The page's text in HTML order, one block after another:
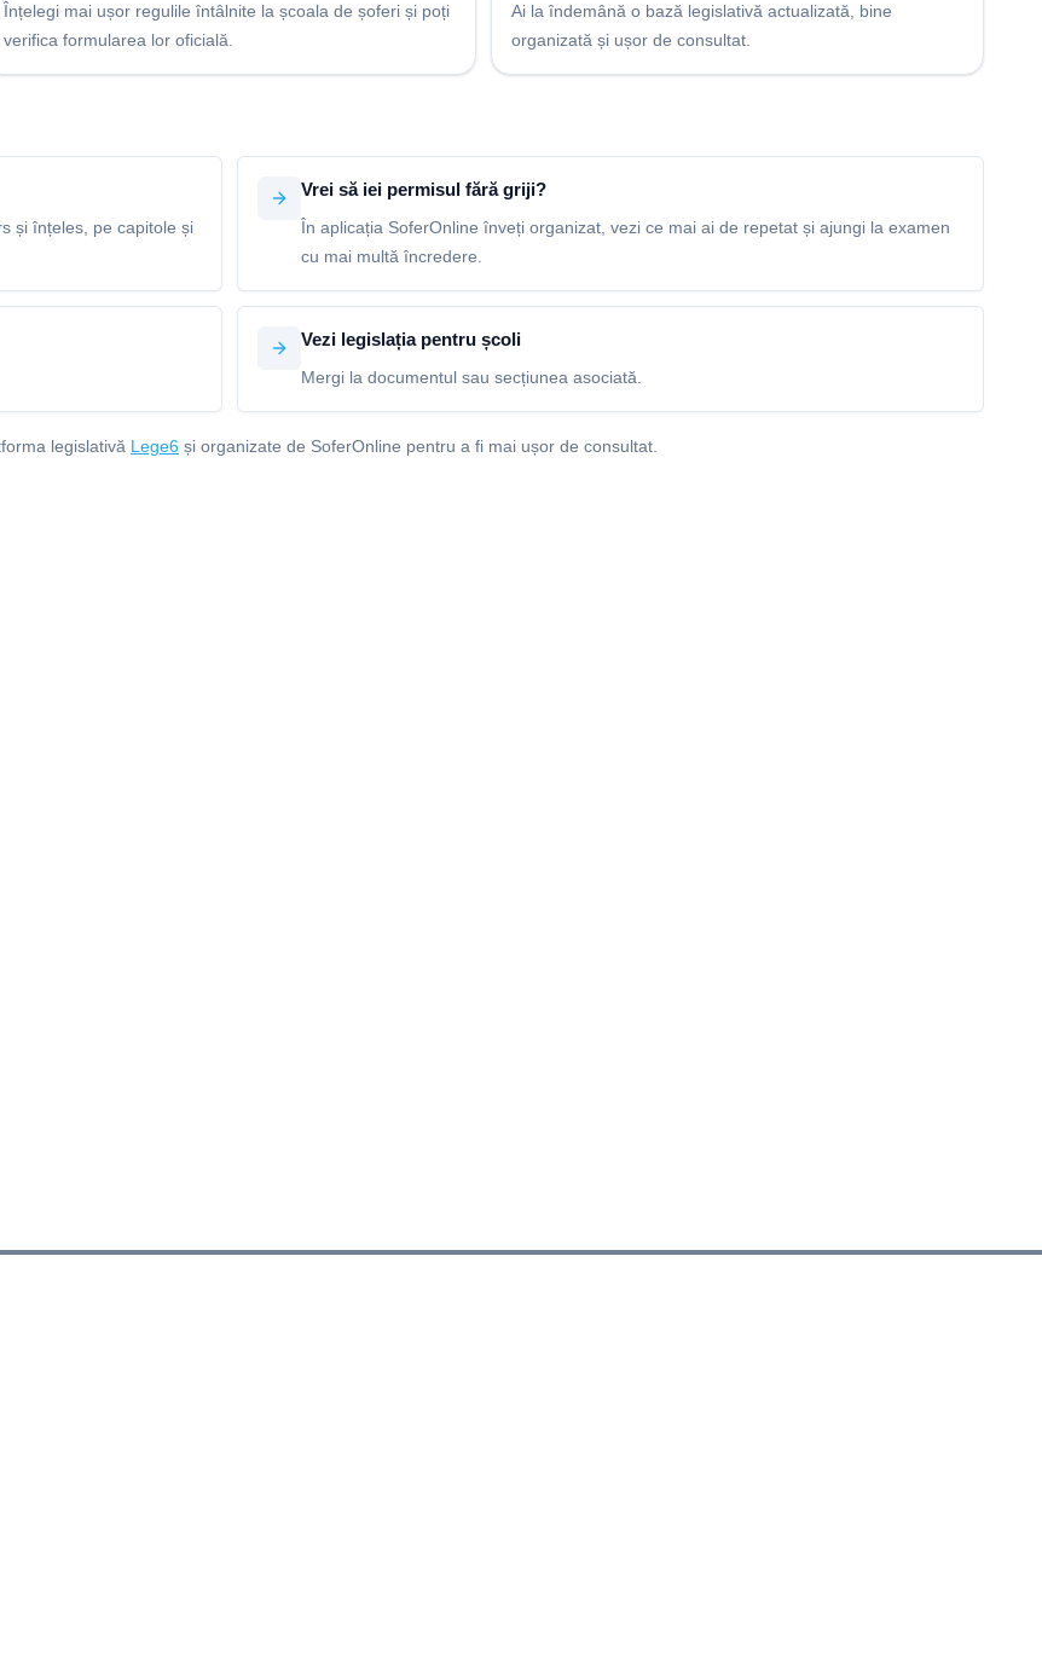
Înțelegi mai ușor regulile întâlnite la școala de șoferi și poți
verifica formularea lor oficială.
Ai la îndemână o bază legislativă actualizată, bine
organizată și ușor de consultat.
și înțeles, pe capitole și
Vrei să iei permisul fără griji?
În aplicația SoferOnline înveți organizat, vezi ce mai ai de repetat și ajungi la examen
cu mai multă încredere.
Vezi legislația pentru școli
Mergi la documentul sau secțiunea asociată.
legislativă Lege6 și organizate de SoferOnline pentru a fi mai ușor de consultat.